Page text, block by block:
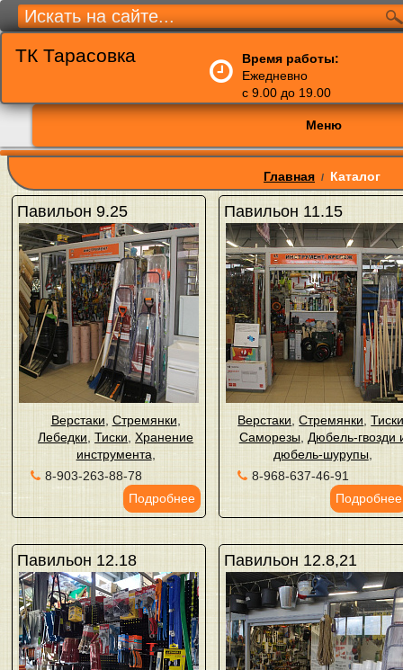
ТК Тарасовка
Время работы:
Ежедневно
с 9.00 до 19.00
Меню
Главная / Каталог
Павильон 9.25
Верстаки Стремянки
Лебедки ,Тиски ,Хранение
инструмента
8-903-263-88-78
Подробнее
Павильон 11.15
Верстаки ,Стремянки ,
Саморезы, Дюбель-гвозди
дюбель-шурупы,
8-968-637-46-91
Подробнее
Павильон 12.18 Павильон 12.8,21